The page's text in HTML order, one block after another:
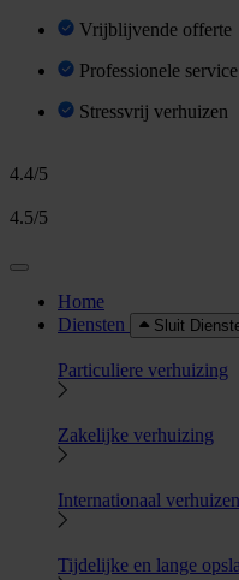
Vrijblijvende offerte
Professionele service
Stressvrij verhuizen
4.4/5
4.5/5
Home
Diensten
Sluit
Particuliere verhuizing
Zakelijke verhuizing
Internationaal verhuizen
Tijdelijke en lange